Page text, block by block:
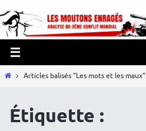
vers
le
contenu
HomeArticles balisés "Les mots et les maux"
Étiquette :